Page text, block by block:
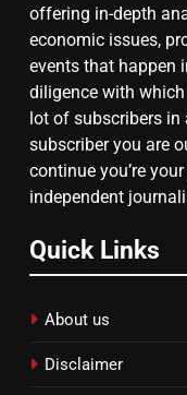
offering in-depth
economic issues,
events that happen
diligence with
lot of subscribers
subscriber you are
continue you’re
independent
Quick Links
About us
Disclaimer